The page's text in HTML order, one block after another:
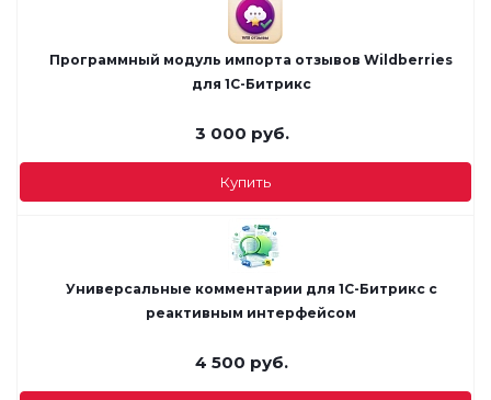
Программный модуль импорта отзывов Wildberries
для 1С-Битрикс
3 000 руб.
Купить
Универсальные комментарии для 1С-Битрикс с
реактивным интерфейсом
4 500 руб.